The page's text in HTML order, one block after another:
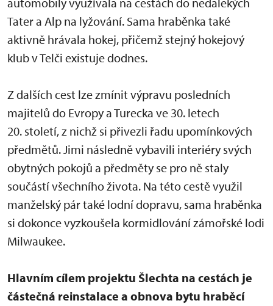
Tater a Alp na lyžování. Sama hraběnka také
aktivně hrávala hokej, přičemž stejný hokejový
klub v Telči existuje dodnes.
Z dalších cest lze zmínit výpravu posledních
majitelů do Evropy a Turecka ve 30. letech
20. století, z nichž si přivezli řadu upomínkových
předmětů. Jimi následně vybavili interiéry svých
obytných pokojů a předměty se pro ně staly
součástí všechního života. Na této cestě využil
manželský pár také lodní dopravu, sama hraběnka
si dokonce vyzkoušela kormidlování zámořské lodi
Milwaukee.
Hlavním cílem projektu Šlechta na cestách je
částečná reinstalace a obnova bytu hraběcí